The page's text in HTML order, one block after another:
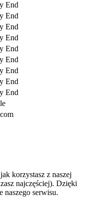
End
End
End
End
End
End
End
End
End
korzystasz z naszej
najczęściej). Dzięki
naszego serwisu.